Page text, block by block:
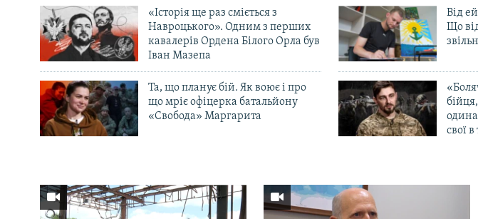
«Історія ще раз сміється з
Навроцького». Одним з перших
кавалерів Ордена Білого Орла був
Іван Мазепа
Від
Що
Та, що планує бій. Як воює і про
що мріє офіцерка батальйону
«Свобода» Маргарита
свої